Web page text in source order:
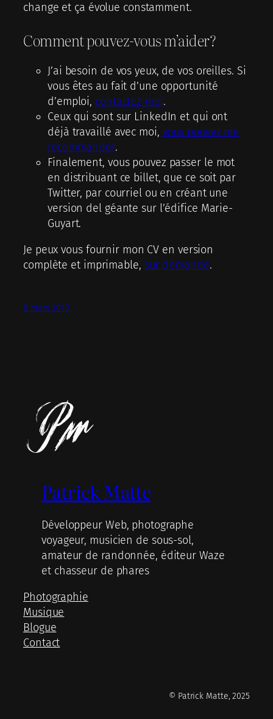
change et ça évolue constamment.
Comment pouvez-vous m’aider?
J’ai besoin de vos yeux, de vos oreilles. Si
vous êtes au fait d’une opportunité
d’emploi, contactez-moi.
Ceux qui sont sur LinkedIn et qui ont
déjà travaillé avec moi, vous pouvez me
recommander.
Finalement, vous pouvez passer le mot
en distribuant ce billet, que ce soit par
Twitter, par courriel ou en créant une
version del géante sur l’édifice Marie-
Guyart.
Je peux vous fournir mon CV en version
complète et imprimable, sur demande.
8 mars 2010
Patrick Matte
Développeur Web, photographe
voyageur, musicien de sous-sol,
amateur de randonnée, éditeur Waze
et chasseur de phares
Photographie
Musique
Blogue
Contact
© Patrick Matte, 2025